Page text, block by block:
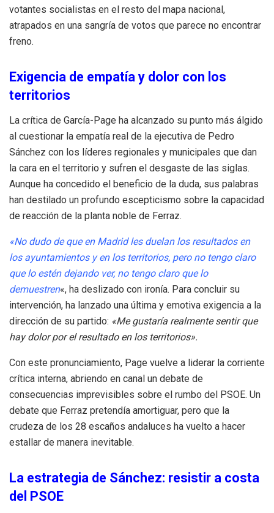
votantes socialistas en el resto del mapa nacional,
atrapados en una sangría de votos que parece no encontrar
freno.
Exigencia de empatía y dolor con los
territorios
La crítica de García-Page ha alcanzado su punto más álgido
al cuestionar la empatía real de la ejecutiva de Pedro
Sánchez con los líderes regionales y municipales que dan
la cara en el territorio y sufren el desgaste de las siglas.
Aunque ha concedido el beneficio de la duda, sus palabras
han destilado un profundo escepticismo sobre la capacidad
de reacción de la planta noble de Ferraz.
«No dudo de que en Madrid les duelan los resultados en
los ayuntamientos y en los territorios, pero no tengo claro
que lo estén dejando ver, no tengo claro que lo
demuestren«, ha deslizado con ironía. Para concluir su
intervención, ha lanzado una última y emotiva exigencia a la
dirección de su partido: «Me gustaría realmente sentir que
hay dolor por el resultado en los territorios».
Con este pronunciamiento, Page vuelve a liderar la corriente
crítica interna, abriendo en canal un debate de
consecuencias imprevisibles sobre el rumbo del PSOE. Un
debate que Ferraz pretendía amortiguar, pero que la
crudeza de los 28 escaños andaluces ha vuelto a hacer
estallar de manera inevitable.
La estrategia de Sánchez: resistir a costa
del PSOE